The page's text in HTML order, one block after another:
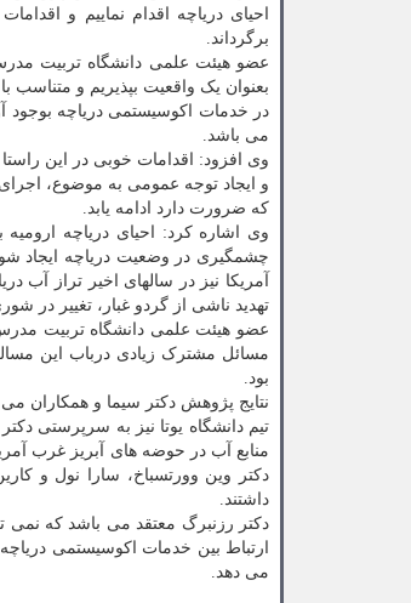
احیای دریاچه اقدام نماییم و
برگرداند.
عضو هیئت علمی دانشگاه تربیت
بعنوان یک واقعیت بپذیریم و متناسب
در خدمات اکوسیستمی دریاچه بوجود
می باشد.
وی افزود: اقدامات خوبی در این
و ایجاد توجه عمومی به موضوع،
که ضرورت دارد ادامه یابد.
وی اشاره کرد: احیای دریاچه
چشمگیری در وضعیت دریاچه ایجاد
آمریکا نیز در سالهای اخیر تراز
تهدید ناشی از گردو غبار، تغییر در
عضو هیئت علمی دانشگاه تربیت
مسائل مشترک زیادی درباب این
بود.
نتایج پژوهش دکتر سیما و همکاران می
تیم دانشگاه یوتا نیز به سرپرستی
منابع آب در حوضه های آبریز غرب
دکتر وین وورتسباخ، سارا نول و
داشتند.
دکتر رزنبرگ معتقد می باشد که نمی
ارتباط بین خدمات اکوسیستمی
می دهد.